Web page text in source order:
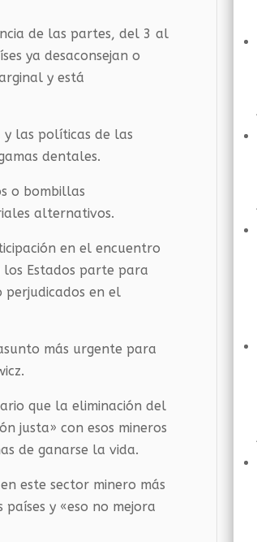
de las partes, del 3 al
ya desaconsejan o
y está
las políticas de las
dentales.
o bombillas
alternativos.
en el encuentro
los Estados parte para
perjudicados en el
más urgente para
que la eliminación del
justa» con esos mineros
de ganarse la vida.
este sector minero más
y «eso no mejora